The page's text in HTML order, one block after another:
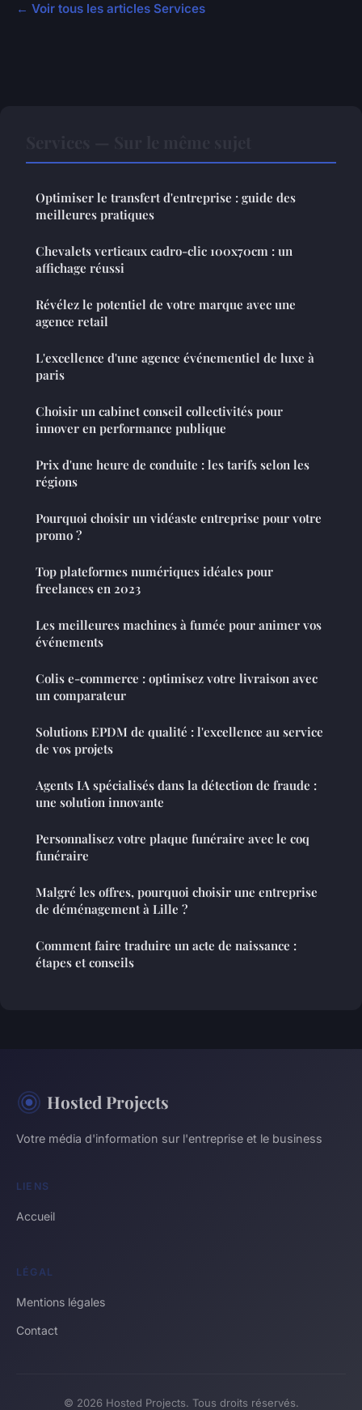
← Voir tous les articles Services
Optimiser le transfert d'entreprise : guide des
meilleures pratiques
Chevalets verticaux cadro-clic 100x70cm : un
affichage réussi
Révélez le potentiel de votre marque avec une
agence retail
L'excellence d'une agence événementiel de luxe à
paris
Choisir un cabinet conseil collectivités pour
innover en performance publique
Prix d'une heure de conduite : les tarifs selon les
régions
Pourquoi choisir un vidéaste entreprise pour votre
promo ?
Top plateformes numériques idéales pour
freelances en 2023
Les meilleures machines à fumée pour animer vos
événements
Colis e-commerce : optimisez votre livraison avec
un comparateur
Solutions EPDM de qualité : l'excellence au service
de vos projets
Agents IA spécialisés dans la détection de fraude :
une solution innovante
Personnalisez votre plaque funéraire avec le coq
funéraire
Malgré les offres, pourquoi choisir une entreprise
de déménagement à Lille ?
Comment faire traduire un acte de naissance :
étapes et conseils
Hosted Projects
Votre média d'information sur l'entreprise et le business
LIENS
Accueil
LÉGAL
Mentions légales
Contact
© 2026 Hosted Projects. Tous droits réservés.